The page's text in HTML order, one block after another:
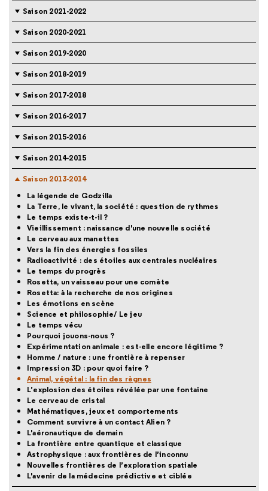
Saison 2021-2022
Saison 2020-2021
Saison 2019-2020
Saison 2018-2019
Saison 2017-2018
Saison 2016-2017
Saison 2015-2016
Saison 2014-2015
Saison 2013-2014
La légende de Godzilla
La Terre, le vivant, la société : question de rythmes
Le temps existe-t-il ?
Vieillissement : naissance d'une nouvelle société
Le cerveau aux manettes
Vers la fin des énergies fossiles
Radioactivité : des étoiles aux centrales nucléaires
Le temps du progrès
Rosetta, un vaisseau pour une comète
Rosetta: à la recherche de nos origines
Les émotions en scène
Science et philosophie/ Le jeu
Le temps vécu
Pourquoi jouons-nous ?
Expérimentation animale : est-elle encore légitime ?
Homme / nature : une frontière à repenser
Impression 3D : pour quoi faire ?
Animal, végétal : la fin des règnes
L’explosion des étoiles révélée par une fontaine
Le cerveau de cristal
Mathématiques, jeux et comportements
Comment survivre à un contact Alien ?
L'aéronautique de demain
La frontière entre quantique et classique
Astrophysique : aux frontières de l’inconnu
Nouvelles frontières de l’exploration spatiale
L'avenir de la médecine prédictive et ciblée